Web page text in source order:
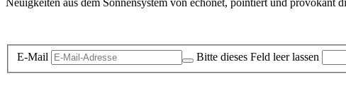
Neuigkeiten aus dem Sonnensystem von echonet, pointiert und provokant
E-Mail Bitte dieses Feld leer lassen